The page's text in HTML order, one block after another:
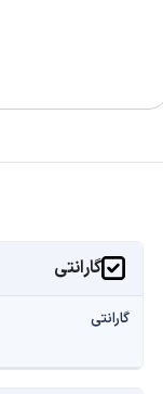
گارانتی
گارانتی